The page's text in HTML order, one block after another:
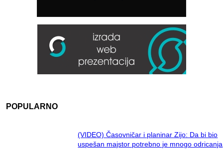
POPULARNO
(VIDEO) Časovničar i planinar Zijo: Da bi bio
uspešan majstor potrebno je mnogo odricanja